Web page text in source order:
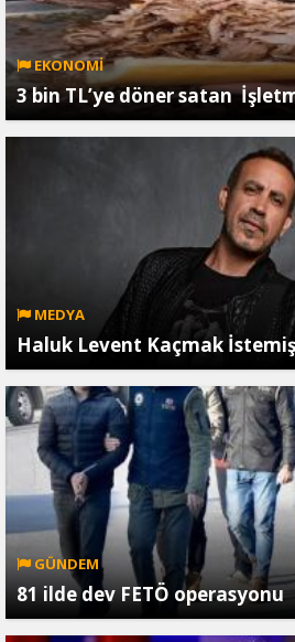
EKONOMİ
3 bin TL’ye döner satan
MEDYA
Haluk Levent Kaçmak
GÜNDEM
81 ilde dev FETÖ operasyonu